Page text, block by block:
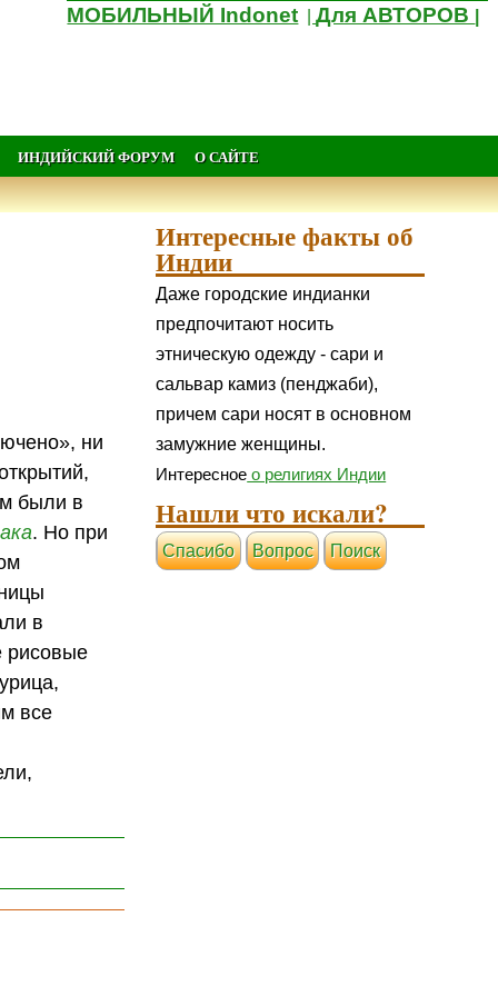
МОБИЛЬНЫЙ Indonet |Для АВТОРОВ
ИНДИЙСКИЙ ФОРУМ О САЙТЕ
ни
были в
. Но при
в
рисовые
все
Интересные факты об
Индии
Даже городские индианки
предпочитают носить
этническую одежду - сари и
сальвар камиз (пенджаби),
причем сари носят в основном
замужние женщины.
Интересное о религиях Индии
Нашли что искали?
Cпасибо Вопрос Поиск